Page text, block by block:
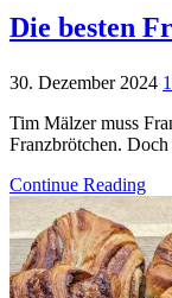
Die besten
30. Dezember 2024
Tim Mälzer muss
Franzbrötchen.
Continue Reading